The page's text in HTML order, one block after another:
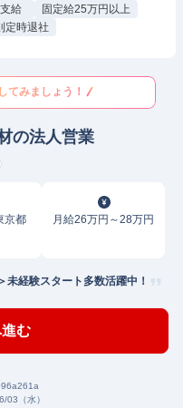
給
固定給25万円以上
定時退社
てみましょう！
の法人営業
京都
月給26万円～28万円
未経験スタート多数活躍中！
む
03（水）